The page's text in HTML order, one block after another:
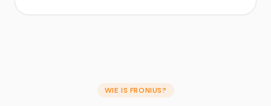
WIE IS FRONIUS?